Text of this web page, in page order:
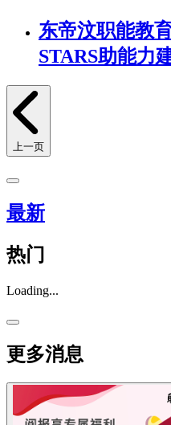
东帝汶职能教
STARS助能力
上一页
最新
热门
Loading...
更多消息